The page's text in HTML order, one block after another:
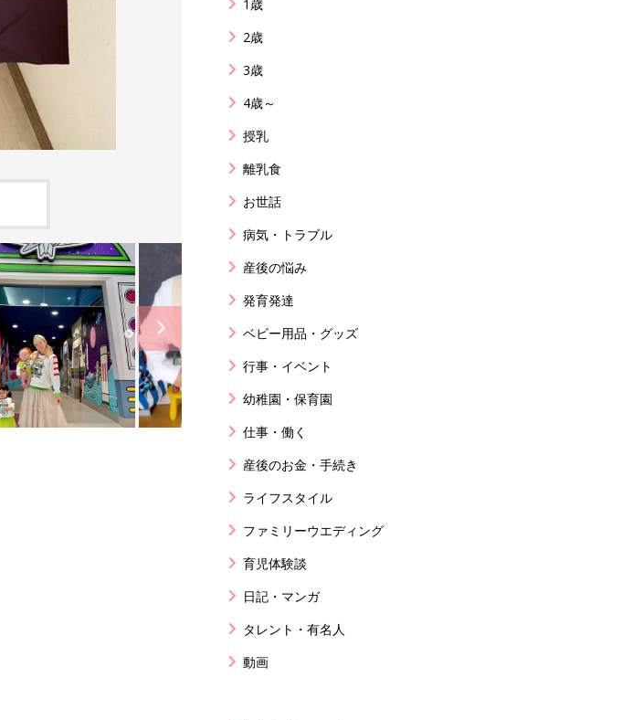
1歳
2歳
3歳
4歳～
授乳
離乳食
お世話
病気・トラブル
産後の悩み
発育発達
ベビー用品・グッズ
行事・イベント
幼稚園・保育園
仕事・働く
産後のお金・手続き
ライフスタイル
ファミリーウエディング
育児体験談
日記・マンガ
タレント・有名人
動画